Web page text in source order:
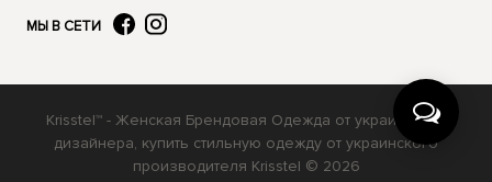
МЫ В СЕТИ
Krisstel™ - Женская Брендовая Одежда от украинского
дизайнера, купить стильную одежду от украинского
производителя Krisstel © 2026